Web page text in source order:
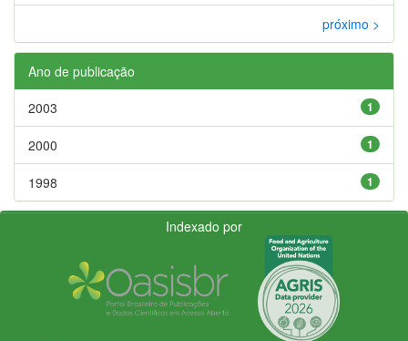
próximo >
Ano de publicação
1
2003
1
2000
1
1998
Indexado por